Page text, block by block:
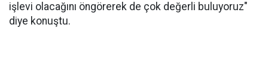
işlevi olacağını öngörerek de çok değerli buluyoruz"
diye konuştu.